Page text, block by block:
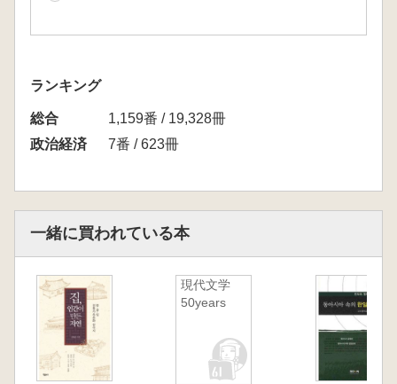
ランキング
総合
1,159番 / 19,328冊
政治経済
7番 / 623冊
一緒に買われている本
現代文学
50years